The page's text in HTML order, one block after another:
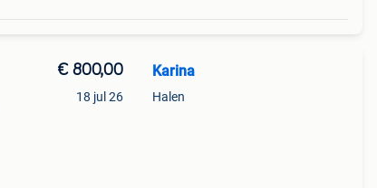
€ 800,00
18 jul 26
Karina
Halen